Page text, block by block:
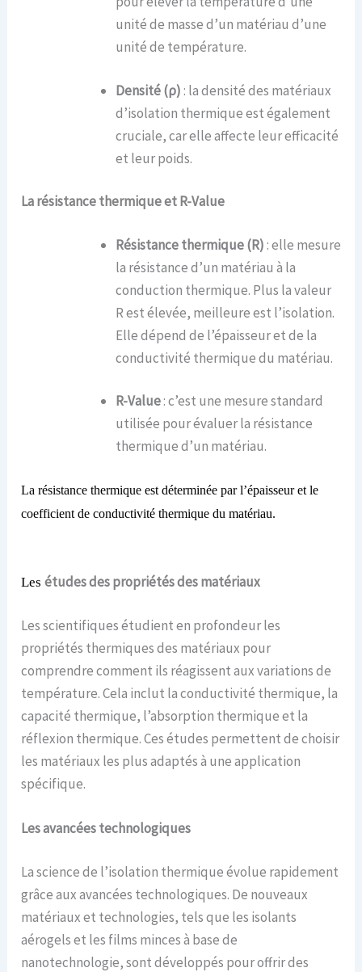
unité de masse d’un matériau d’une
unité de température.
Densité (ρ): la densité des matériaux
d’isolation thermique est également
cruciale, car elle affecte leur efficacité
et leur poids.
La résistancethermique et R-Value
Résistance thermique (R): elle mesure
la résistance d’un matériau à la
conduction thermique. Plus la valeur
R est élevée, meilleure est l’isolation.
Elle dépend de l’épaisseur et de la
conductivité thermique du matériau.
R-Value: c’est une mesure standard
utilisée pour évaluer la résistance
thermique d’un matériau.
La résistance thermique est déterminée par l’épaisseur et le
coefficient de conductivité thermique du matériau.
Lesétudes despropriétés desmatériaux
Les scientifiques étudient en profondeur les
propriétés thermiques des matériaux pour
comprendre comment ils réagissent aux variations de
température. Cela inclut la conductivité thermique, la
capacité thermique, l’absorption thermique et la
réflexion thermique. Ces études permettent de choisir
les matériaux les plus adaptés à une application
spécifique.
Lesavancéestechnologiques
La science de l’isolation thermique évolue rapidement
grâce aux avancées technologiques. De nouveaux
matériaux et technologies, tels que les isolants
aérogels et les films minces à base de
nanotechnologie, sont développés pour offrir des